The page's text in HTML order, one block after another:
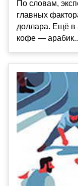
По словам,
главных
доллара. Ещё в
кофе —